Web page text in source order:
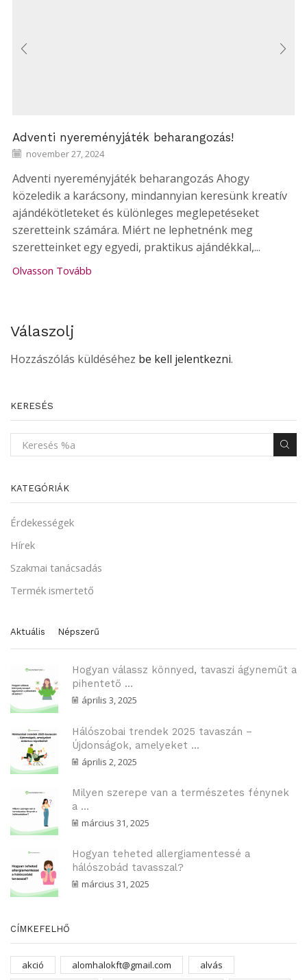
Adventi nyereményjáték beharangozás!
november 27, 2024
Adventi nyereményjáték beharangozás Ahogy
közeledik a karácsony, mindannyian keresünk kreatív
ajándékötleteket és különleges meglepetéseket
szeretteink számára. Miért ne lephetnénk meg
szeretteinket egy egyedi, praktikus ajándékkal,...
Olvasson Tovább
Válaszolj
Hozzászólás küldéséhez be kell jelentkezni.
KERESÉS
KATEGÓRIÁK
Érdekességek
Hírek
Szakmai tanácsadás
Termék ismertető
Aktuális Népszerű
Hogyan válassz könnyed, tavaszi ágyneműt a
pihentető ...
április 3, 2025
Hálószobai trendek 2025 tavaszán –
Újdonságok, amelyeket ...
április 2, 2025
Milyen szerepe van a természetes fénynek
a ...
március 31, 2025
Hogyan teheted allergiamentessé a
hálószobád tavasszal?
március 31, 2025
CÍMKEFELHŐ
akció alomhalokft@gmail.com
alvás